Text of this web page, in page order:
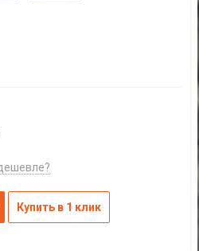
Купить в 1 клик